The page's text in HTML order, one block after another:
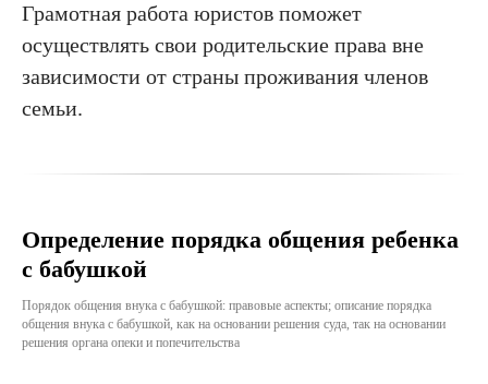
Грамотная работа юристов поможет
осуществлять свои родительские права вне
зависимости от страны проживания членов
семьи.
Определение порядка общения ребенка
с бабушкой
Порядок общения внука с бабушкой: правовые аспекты; описание порядка
общения внука с бабушкой, как на основании решения суда, так на основании
решения органа опеки и попечительства